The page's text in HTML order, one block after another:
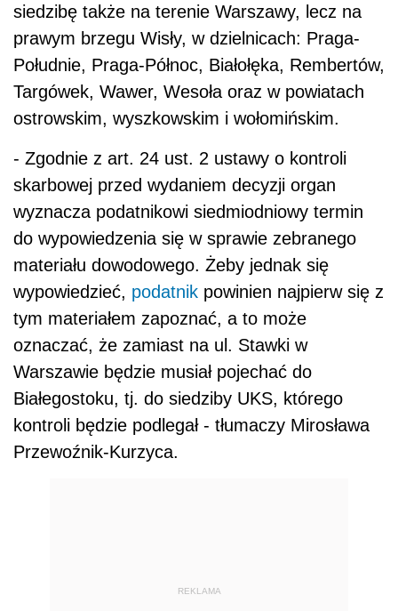
siedzibę także na terenie Warszawy, lecz na
prawym brzegu Wisły, w dzielnicach: Praga-
Południe, Praga-Północ, Białołęka, Rembertów,
Targówek, Wawer, Wesoła oraz w powiatach
ostrowskim, wyszkowskim i wołomińskim.
- Zgodnie z art. 24 ust. 2 ustawy o kontroli
skarbowej przed wydaniem decyzji organ
wyznacza podatnikowi siedmiodniowy termin
do wypowiedzenia się w sprawie zebranego
materiału dowodowego. Żeby jednak się
wypowiedzieć, podatnik powinien najpierw się z
tym materiałem zapoznać, a to może
oznaczać, że zamiast na ul. Stawki w
Warszawie będzie musiał pojechać do
Białegostoku, tj. do siedziby UKS, którego
kontroli będzie podlegał - tłumaczy Mirosława
Przewoźnik-Kurzyca.
REKLAMA